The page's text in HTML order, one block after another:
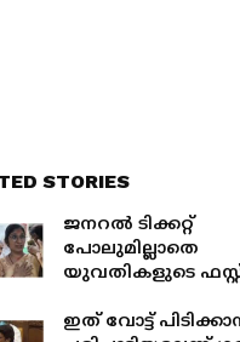
STORIES
ജനറൽ ടിക്കറ്റ്
പോലുമില്ലാതെ
യുവതികളുടെ
ബന്ധുക്കൾ
ഇത് വോട്ട്